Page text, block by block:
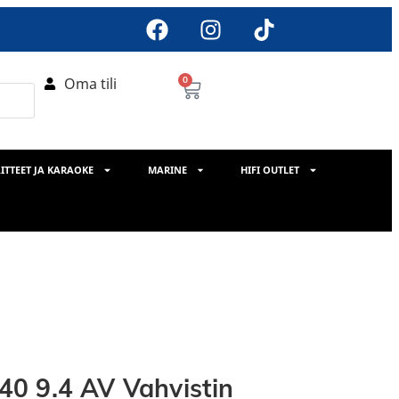
Oma tili 0
JA KARAOKE MARINE HIFI OUTLET
9.4 AV Vahvistin